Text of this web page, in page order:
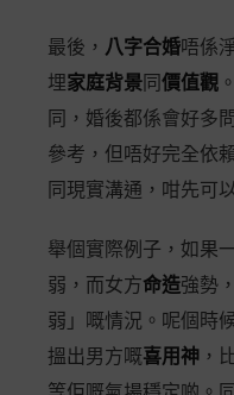
最後， 八字合婚唔係
埋家庭背景 同 價值觀
同，婚後都係會好多
參考，但唔好完全依
同現實溝通，咁先可
舉個實際例子，如果
弱，而女方命造強勢
弱」嘅情況。呢個時
搵出男方嘅喜用神 ，